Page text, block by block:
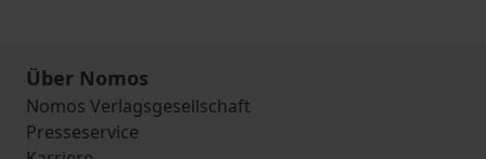
Über Nomos
Nomos Verlagsgesellschaft
Presseservice